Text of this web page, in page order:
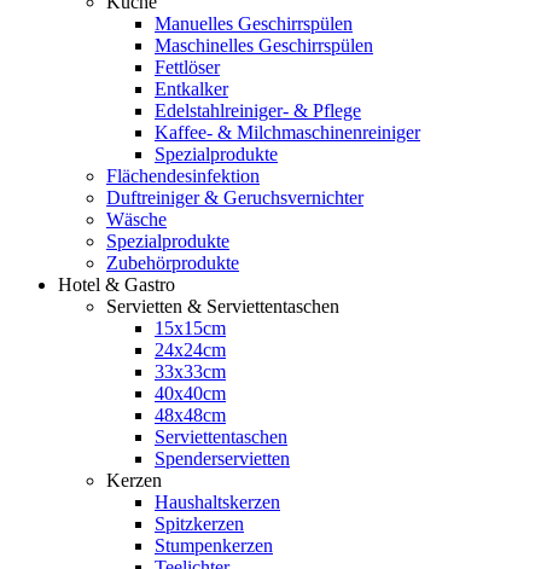
Manuelles Geschirrspülen
Maschinelles Geschirrspülen
Fettlöser
Entkalker
Edelstahlreiniger- & Pflege
Kaffee- & Milchmaschinenreiniger
Spezialprodukte
Flächendesinfektion
Duftreiniger & Geruchsvernichter
Wäsche
Spezialprodukte
Zubehörprodukte
Hotel & Gastro
Servietten & Serviettentaschen
15x15cm
24x24cm
33x33cm
40x40cm
48x48cm
Serviettentaschen
Spenderservietten
Kerzen
Haushaltskerzen
Spitzkerzen
Stumpenkerzen